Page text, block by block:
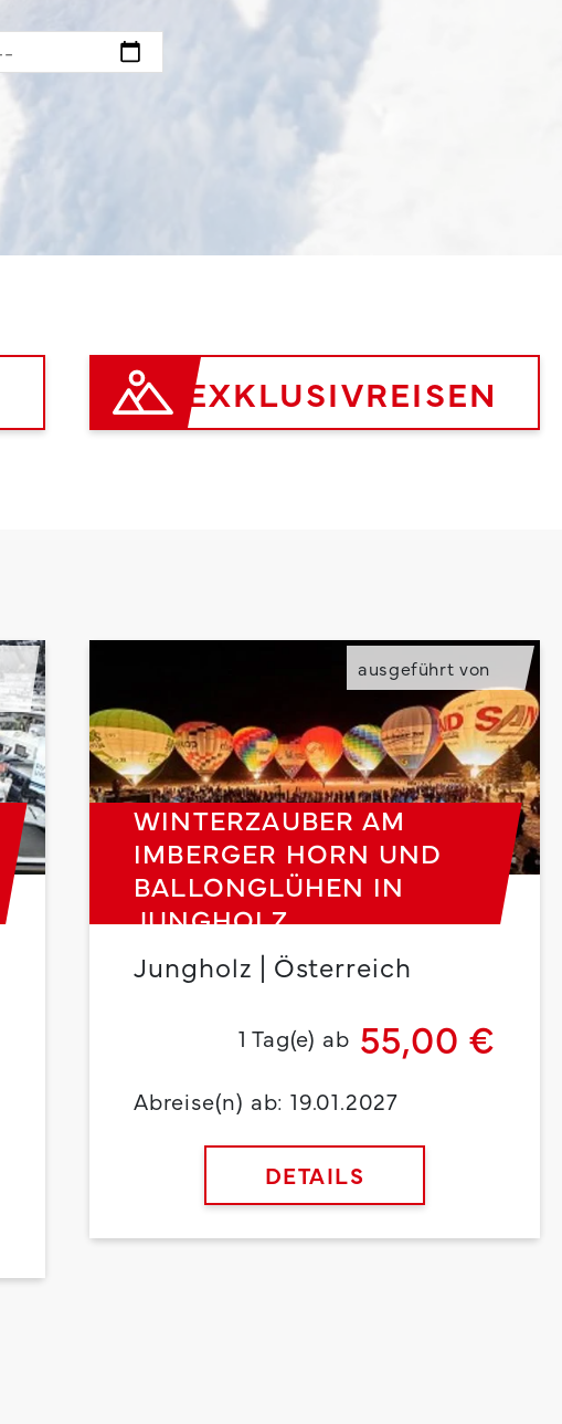
EXKLUSIVREISEN
ausgeführt von
WINTERZAUBER AM
IMBERGER HORN UND
BALLONGLÜHEN IN
JUNGHOLZ
Jungholz | Österreich
1 Tag(e) ab 55,00 €
Abreise(n) ab: 19.01.2027
DETAILS